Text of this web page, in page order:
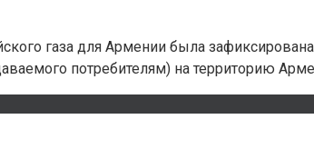
газа для Армении была
потребителям) на территорию